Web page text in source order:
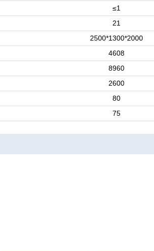
≤1
21
2500*1300*2000
4608
8960
2600
80
75